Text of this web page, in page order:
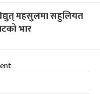
महसुलमा सहुलियत
भार